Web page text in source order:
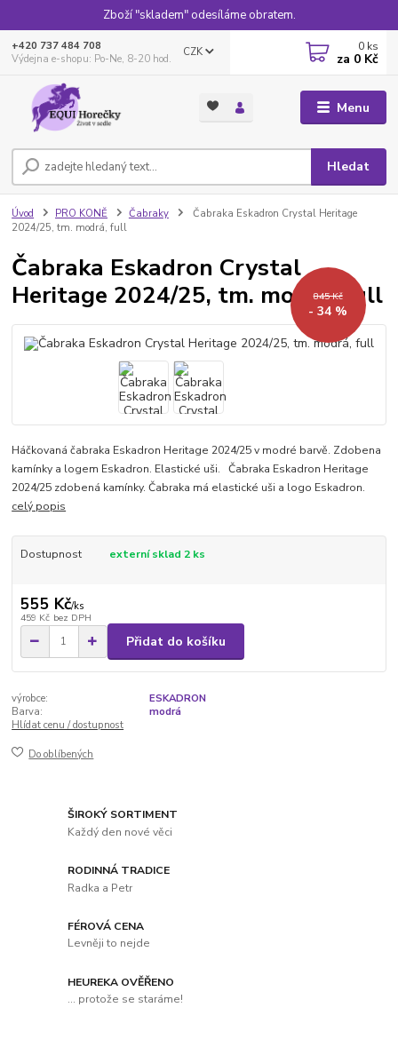
Zboží "skladem" odesíláme obratem.
Menu
CZK
Hledat
+420 737 484 708
Výdejna e-shopu: Po-Ne, 8-20 hod.
0 ks
za 0 Kč
Úvod PRO KONĚ Čabraky
Čabraka Eskadron Crystal Heritage
2024/25, tm. modrá, full
Čabraka Eskadron Crystal
Heritage 2024/25, tm. modrá, full
845 Kč
- 34 %
Háčkovaná čabraka Eskadron Heritage 2024/25 v modré barvě. Zdobena
kamínky a logem Eskadron. Elastické uši. Čabraka Eskadron Heritage
2024/25 zdobená kamínky. Čabraka má elastické uši a logo Eskadron.
celý popis
Dostupnost externí sklad 2 ks
555 Kč/ks
459 Kč bez DPH
Přidat do košíku
výrobce:
ESKADRON
Barva:
modrá
Hlídat cenu / dostupnost
Do oblíbených
ŠIROKÝ SORTIMENT
Každý den nové věci
RODINNÁ TRADICE
Radka a Petr
FÉROVÁ CENA
Levněji to nejde
HEUREKA OVĚŘENO
... protože se staráme!